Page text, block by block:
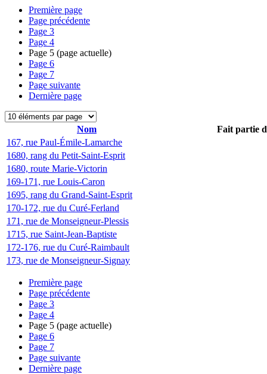
Première page
Page précédente
Page 3
Page 4
Page 5 (page actuelle)
Page 6
Page 7
Page suivante
Dernière page
Nom
Fait partie
167, rue Paul-Émile-Lamarche
1680, rang du Petit-Saint-Esprit
1680, route Marie-Victorin
169-171, rue Louis-Caron
1695, rang du Grand-Saint-Esprit
170-172, rue du Curé-Ferland
171, rue de Monseigneur-Plessis
1715, rue Saint-Jean-Baptiste
172-176, rue du Curé-Raimbault
173, rue de Monseigneur-Signay
Première page
Page précédente
Page 3
Page 4
Page 5 (page actuelle)
Page 6
Page 7
Page suivante
Dernière page